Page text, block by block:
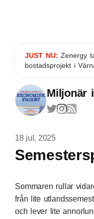
JUST NU:Zenergy
bostadsprojekt i
Miljonär
18 jul, 2025
Sommaren rullar
från lite
och lever lite